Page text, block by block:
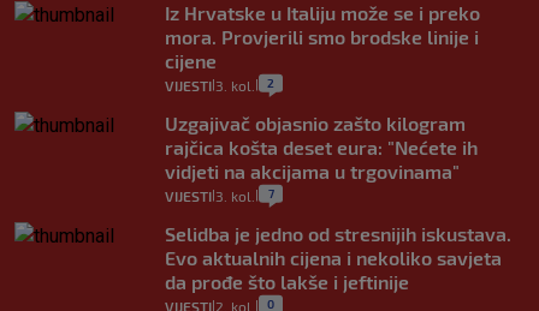
Iz Hrvatske u Italiju može se i preko
mora. Provjerili smo brodske linije i
cijene
VIJESTI 3. kol. 2
Uzgajivač objasnio zašto kilogram
rajčica košta deset eura: "Nećete ih
vidjeti na akcijama u trgovinama"
VIJESTI 3. kol. 7
Selidba je jedno od stresnijih iskustava.
Evo aktualnih cijena i nekoliko savjeta
da prođe što lakše i jeftinije
VIJESTI 2. kol. 0